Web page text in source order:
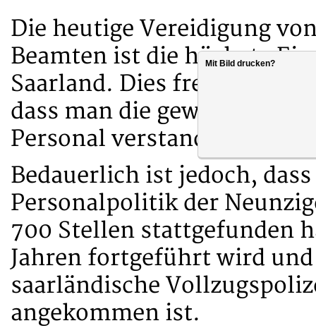
Die heutige Vereidigung
Beamten ist die höchste
Saarland. Dies freut uns
dass man die
Personal verstanden hat
Bedauerlich ist jedoch,
Personalpolitik der
700 Stellen stattgefunden
Jahren fortgeführt wird
saarländische
angekommen ist.
Mit Bild drucken?